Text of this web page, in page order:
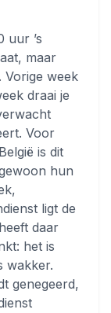
uur ’s
maar
Vorige week
draai je
Voor
is dit
hun
ligt de
daar
het is
wakker.
genegeerd,